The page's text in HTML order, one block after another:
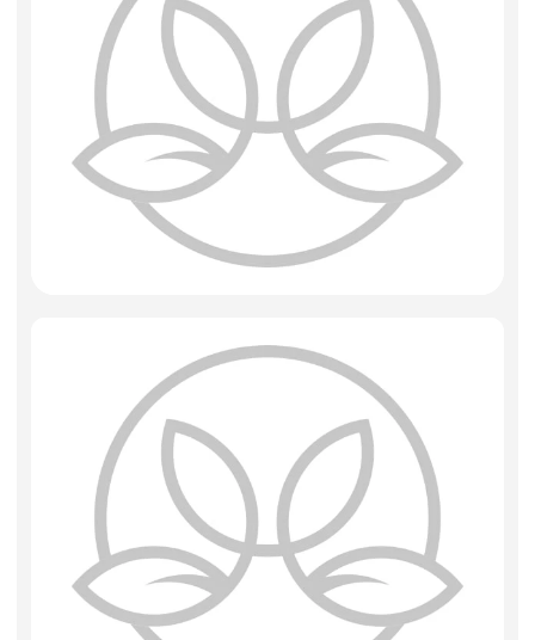
Искусственные цветы и растения
Декоративные вазы, кашпо
Игрушки мягкие